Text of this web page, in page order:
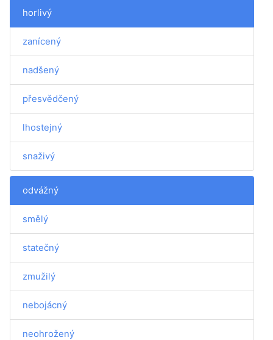
horlivý
zanícený
nadšený
přesvědčený
lhostejný
snaživý
odvážný
smělý
statečný
zmužilý
nebojácný
neohrožený